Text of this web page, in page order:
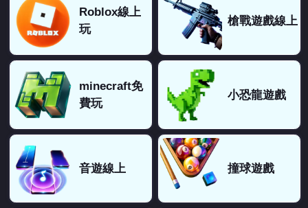
Roblox線上
玩
槍戰遊戲線上
minecraft免
費玩
小恐龍遊戲
音遊線上 撞球遊戲